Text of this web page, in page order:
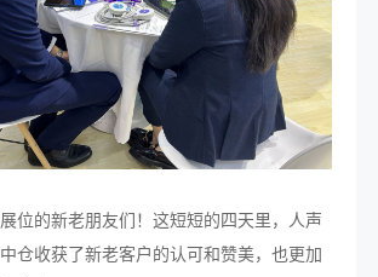
位的新老朋友们！这短短的四天里，人声
仓收获了新老客户的认可和赞美，也更加